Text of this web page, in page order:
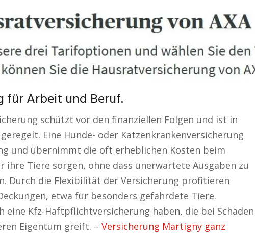
für Arbeit und Beruf.
schützt vor den finanziellen Folgen und ist in
Eine Hunde- oder Katzenkrankenversicherung
und übernimmt die oft erheblichen Kosten beim
ihre Tiere sorgen, ohne dass unerwartete Ausgaben zu
Durch die Flexibilität der Versicherung profitieren
etwa für besonders gefährdete Tiere.
eine Kfz-Haftpflichtversicherung haben, die bei Schäden
Eigentum greift. – Versicherung Martigny ganz